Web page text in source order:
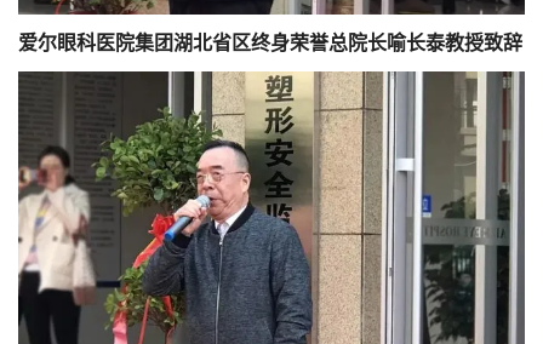
爱尔眼科医院集团湖北省区终身荣誉总院长喻长泰教授致辞